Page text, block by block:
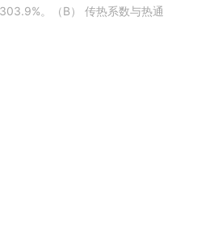
。（B） 传热系数与热通